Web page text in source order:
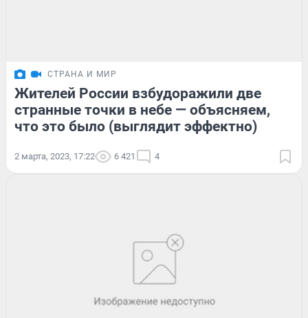
СТРАНА И МИР
Жителей России взбудоражили две
странные точки в небе — объясняем,
что это было (выглядит эффектно)
2 марта, 2023, 17:22 6 421 4